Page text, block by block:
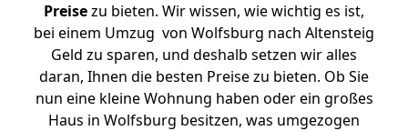
Preisezu bieten. Wir wissen, wie wichtig es ist,
bei einem Umzug von Wolfsburg nach Altensteig
Geld zu sparen, und deshalb setzen wir alles
daran, Ihnen die besten Preise zu bieten. Ob Sie
nun eine kleine Wohnung haben oder ein großes
Haus in Wolfsburg besitzen, was umgezogen